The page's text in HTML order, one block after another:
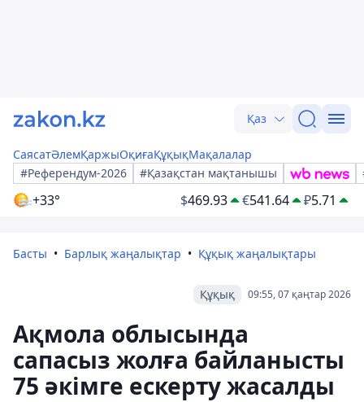
Қаз
СаясатӘлемҚаржыОқиғаҚұқықМақалалар
#Референдум-2026
#Қазақстан мақтанышы
+33° $469.93 €541.64 ₽5.71
Басты Барлық жаңалықтар Құқық жаңалықтары
09:55, 07 қаңтар 2026
Құқық
Ақмола облысында
сапасыз жолға байланысты
75 әкімге ескерту жасалды